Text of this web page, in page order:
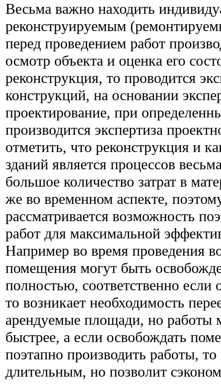
Весьма важно находить
реконструируемым
перед проведением работ
осмотр объекта и оценка его
реконструкция, то проводится
конструкций, на основании
проектирование, при
производится экспертиза
отметить, что реконструкция и
зданий является процессов
большое количество затрат в
же во временном аспекте,
рассматривается возможность
работ для максимальной
Например во время проведения
помещения могут быть
полностью, соответственно
то возникает необходимость
арендуемые площади, но работы
быстрее, а если освобождать
поэтапно производить работы, то
длительным, но позволит